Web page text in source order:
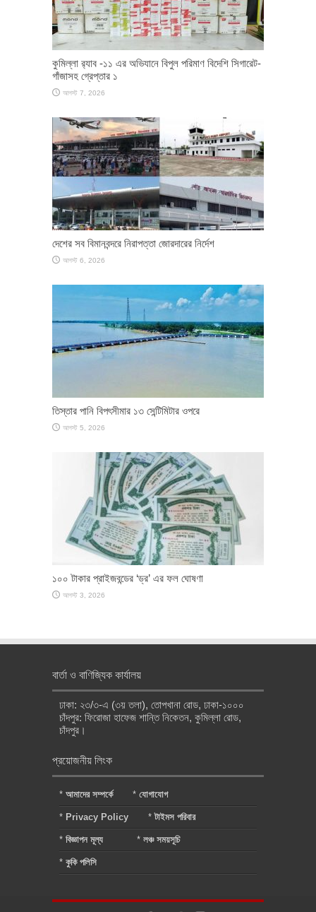
কুমিল্লা র‌্যাব -১১ এর অভিযানে বিপুল পরিমাণ বিদেশি সিগারেট-
গাঁজাসহ গ্রেপ্তার ১
আগস্ট 7, 2026
দেশের সব বিমানবন্দরে নিরাপত্তা জোরদারের নির্দেশ
আগস্ট 6, 2026
তিস্তার পানি বিপৎসীমার ১৩ সেন্টিমিটার ওপরে
আগস্ট 5, 2026
১০০ টাকার প্রাইজবন্ডের ‘ড্র’ এর ফল ঘোষণা
আগস্ট 3, 2026
বার্তা ও বাণিজ্যিক কার্যালয়
ঢাকা: ২৩/৩-এ (৩য় তলা), তোপখানা রোড, ঢাকা-১০০০
চাঁদপুর: ফিরোজা হাফেজ শান্তি নিকেতন, কুমিল্লা রোড,
চাঁদপুর।
প্রয়োজনীয় লিংক
* আমাদের সম্পর্কে * যোগাযোগ
* Privacy Policy *টাইমস পরিবার
* বিজ্ঞাপন মূল্য * লঞ্চ সময়সূচি
* কুকি পলিসি